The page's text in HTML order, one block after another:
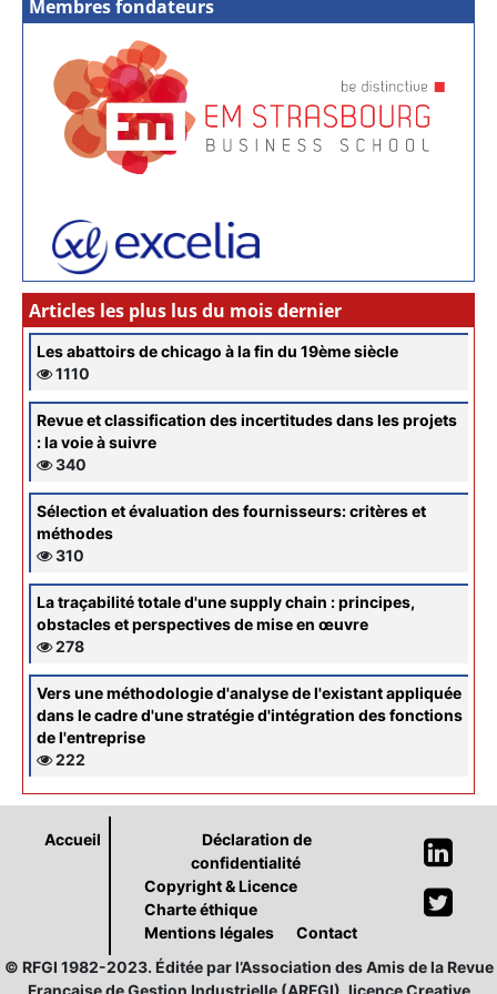
Membres fondateurs
Articles les plus lus du mois dernier
Les abattoirs de chicago à la fin du 19ème siècle
1110
Revue et classification des incertitudes dans les projets
: la voie à suivre
340
Sélection et évaluation des fournisseurs: critères et
méthodes
310
La traçabilité totale d'une supply chain : principes,
obstacles et perspectives de mise en œuvre
278
Vers une méthodologie d'analyse de l'existant appliquée
dans le cadre d'une stratégie d'intégration des fonctions
de l'entreprise
222
Accueil
Déclaration de
confidentialité
Copyright & Licence
Charte éthique
Mentions légales
Contact
© RFGI 1982-2023. Éditée par l’Association des Amis de la Revue
Française de Gestion Industrielle (ARFGI), licence Creative